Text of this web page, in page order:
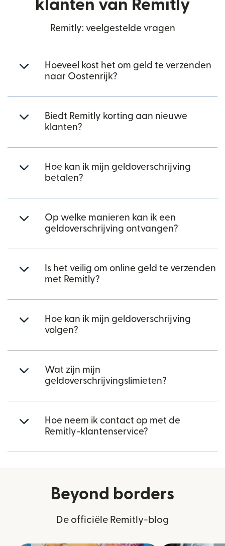
klanten van Remitly
Remitly: veelgestelde vragen
Hoeveel kost het om geld te verzenden
naar Oostenrijk?
Biedt Remitly korting aan nieuwe
klanten?
Hoe kan ik mijn geldoverschrijving
betalen?
Op welke manieren kan ik een
geldoverschrijving ontvangen?
Is het veilig om online geld te verzenden
met Remitly?
Hoe kan ik mijn geldoverschrijving
volgen?
Wat zijn mijn
geldoverschrijvingslimieten?
Hoe neem ik contact op met de
Remitly-klantenservice?
Beyond borders
De officiële Remitly-blog